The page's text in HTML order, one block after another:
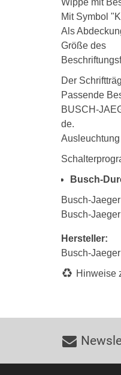
Wippe mit
Mit Symbol
Als
Größe des
Der
Passende
BUSCH-
de.
Busch-
Busch-
Busch-
Hersteller:
Busch-
Hinweise